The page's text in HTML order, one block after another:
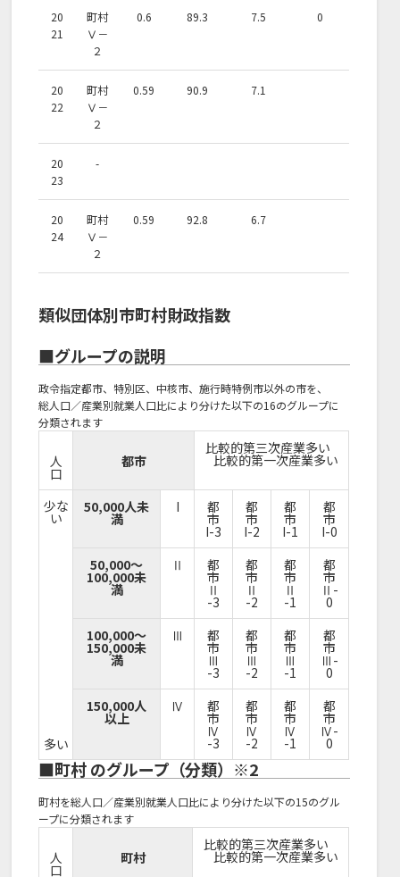
20
21
町村
Ⅴ－
２
0.6 89.3 7.5 0
20
22
町村
Ⅴ－
２
0.59 90.9 7.1
20
23
-
20
24
町村
Ⅴ－
２
0.59 92.8 6.7
類似団体別市町村財政指数
■グループの説明
政令指定都市、特別区、中核市、施行時特例市以外の市を、
総人口／産業別就業人口比により分けた以下の16のグループに
分類されます
人
口
都市
比較的第三次産業多い
比較的第一次産業多い
少な
い
多い
50,000人未
満
I 都
市
I-3
都
市
I-2
都
市
I-1
都
市
I-0
50,000～
100,000未
満
Ⅱ 都
市
Ⅱ
-3
都
市
Ⅱ
-2
都
市
Ⅱ
-1
都
市
Ⅱ-
0
100,000～
150,000未
満
Ⅲ 都
市
Ⅲ
-3
都
市
Ⅲ
-2
都
市
Ⅲ
-1
都
市
Ⅲ-
0
150,000人
以上
Ⅳ 都
市
Ⅳ
-3
都
市
Ⅳ
-2
都
市
Ⅳ
-1
都
市
Ⅳ-
0
■町村 のグループ（分類）※2
町村を総人口／産業別就業人口比により分けた以下の15のグル
ープに分類されます
人
口
町村
比較的第三次産業多い
比較的第一次産業多い